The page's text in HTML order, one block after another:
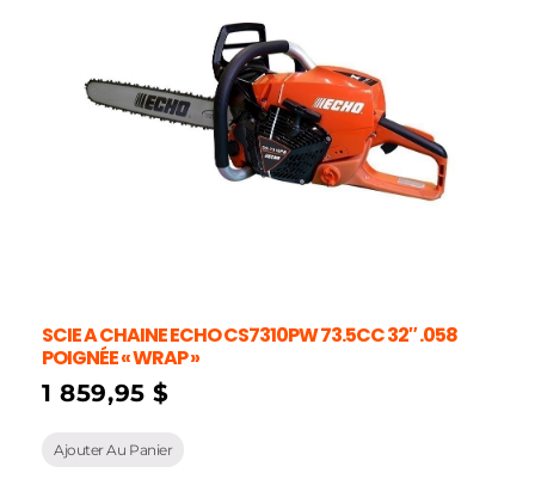
SCIE A CHAINE ECHO CS7310PW 73.5CC 32″ .058
POIGNÉE « WRAP »
1 859,95$
Ajouter Au Panier